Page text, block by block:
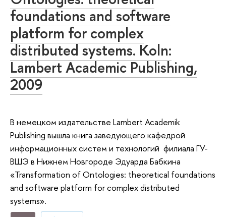
foundations and software
platform for complex
distributed systems. Koln:
Lambert Academic Publishing,
2009
В немецком издательстве Lambert Academik
Publishing вышла книга заведующего кафедрой
информационных систем и технологий филиала ГУ-
ВШЭ в Нижнем Новгороде Эдуарда Бабкина
«Transformation of Ontologies: theoretical foundations
and software platform for complex distributed
systems».